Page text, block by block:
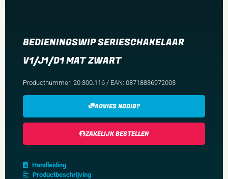
BEDIENINGSWIP SERIESCHAKELAAR
V1/J1/D1 MAT ZWART
Productnummer: 20.300.116 / EAN: 08718836972003
ADVIES NODIG?
ZAKELIJK BESTELLEN
Handleiding
Productbeschrijving